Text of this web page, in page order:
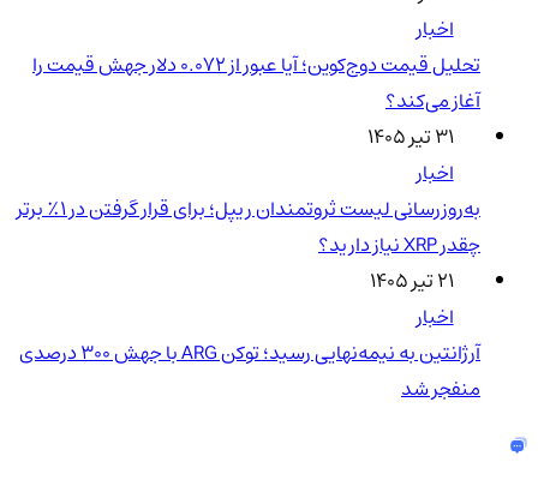
اخبار
تحلیل قیمت دوج‌کوین؛ آیا عبور از ۰.۰۷۲ دلار جهش قیمت را
آغاز می‌کند؟
۳۱ تیر ۱۴۰۵
اخبار
به‌روزرسانی لیست ثروتمندان ریپل؛ برای قرار گرفتن در ۱٪ برتر
چقدر XRP نیاز دارید؟
۲۱ تیر ۱۴۰۵
اخبار
آرژانتین به نیمه‌نهایی رسید؛ توکن ARG با جهش ۳۰۰ درصدی
منفجر شد